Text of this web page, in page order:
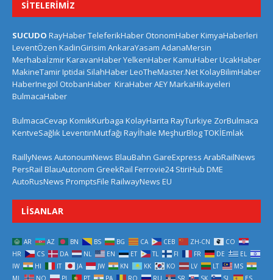
SITELERIMIZ
SUCUDO RayHaberTeleferikHaber OtonomHaberKimyaHaberleri
LeventÖzen KadinGirisim AnkaraYasam AdanaMersin
MerhabaİzmirKaravanHaberYelkenHaberKamuHaberUcakHaber
MakineTamirIptidai SilahHaberLeoTheMaster.NetKolayBilimHaber
HaberInegol OtobanHaber KiraHaberAEYMarkaHikayeleri
BulmacaHaber
BulmacaCevap KomikKurbaga KolayHarita RayTurkiye ZorBulmaca
KentveSağlıkLeventinMutfağı Rayİhale MeşhurBlogTOKİEmlak
RaillyNews AutonoumNews BlauBahn GareExpress ArabRailNews
PersRail BlauAutonom GreekRail Ferrovie24 StiriHub DME
AutoRusNews PromptsFile RailwayNews EU
LISANLAR
AR AZ BN BS BG CA CEB ZH-CN
CO
HR
CS DA NL EN ET TL FI FR DE
EL
IW
HI IT JA JW KN KK KO LV LT
MS